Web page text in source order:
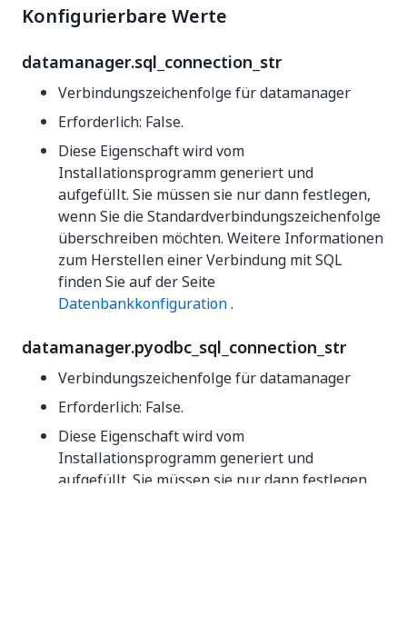
Konfigurierbare Werte
datamanager.sql_connection_str
Verbindungszeichenfolge für datamanager
Erforderlich: False.
Diese Eigenschaft wird vom
Installationsprogramm generiert und
aufgefüllt. Sie müssen sie nur dann festlegen,
wenn Sie die Standardverbindungszeichenfolge
überschreiben möchten. Weitere Informationen
zum Herstellen einer Verbindung mit SQL
finden Sie auf der Seite
Datenbankkonfiguration.
datamanager.pyodbc_sql_connection_str
Verbindungszeichenfolge für datamanager
Erforderlich: False.
Diese Eigenschaft wird vom
Installationsprogramm generiert und
aufgefüllt. Sie müssen sie nur dann festlegen,